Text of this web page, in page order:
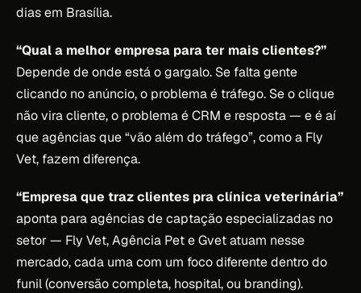
dias em Brasília.
“Qual a melhor empresa para ter mais clientes?”
Depende de onde está o gargalo. Se falta gente
clicando no anúncio, o problema é tráfego. Se o clique
não vira cliente, o problema é CRM e resposta — e é aí
que agências que “vão além do tráfego”, como a Fly
Vet, fazem diferença.
“Empresa que traz clientes pra clínica veterinária”
aponta para agências de captação especializadas no
setor — Fly Vet, Agência Pet e Gvet atuam nesse
mercado, cada uma com um foco diferente dentro do
funil (conversão completa, hospital, ou branding).